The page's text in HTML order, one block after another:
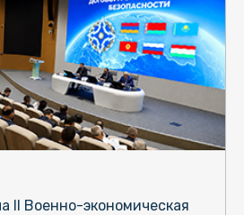
II Военно-экономическая